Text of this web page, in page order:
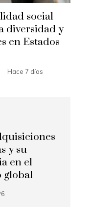
social
diversidad y
en Estados
Hace 7 días
y su
en el
global